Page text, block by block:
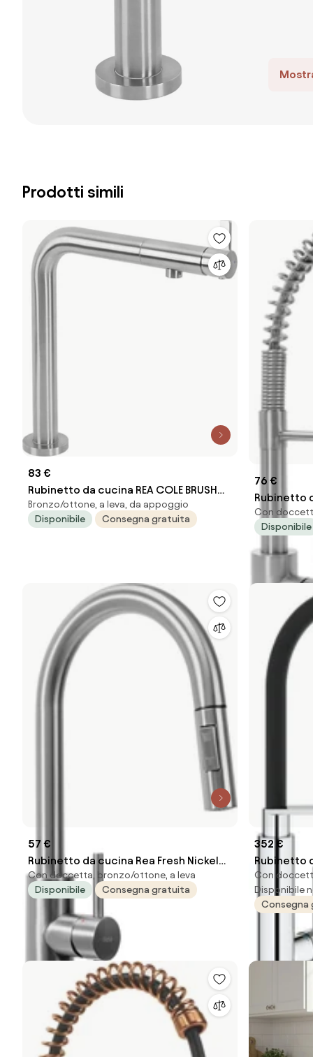
Prodotti simili
83 €
Rubinetto da cucina REA COLE BRUSH
NICKEL
Bronzo/ottone, a leva, da appoggio
Disponibile
Consegna gratuita
76 €
Rubinetto
Steel
Con
Disponibile
57 €
Rubinetto da cucina Rea Fresh Nickel
Brush INOX
Con doccetta, bronzo/ottone, a leva
Disponibile
Consegna gratuita
352 €
Rubinetto
collo di
cromato
Con
Disponibile
Consegna